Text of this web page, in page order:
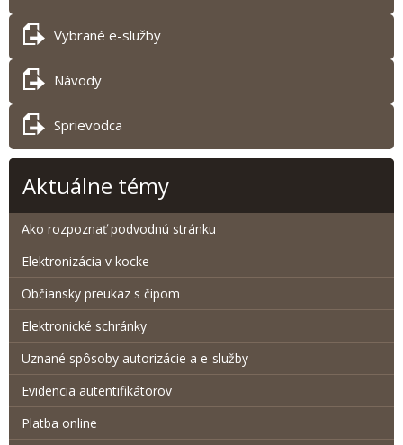
Vybrané e-služby
Návody
Sprievodca
Aktuálne témy
Ako rozpoznať podvodnú stránku
Elektronizácia v kocke
Občiansky preukaz s čipom
Elektronické schránky
Uznané spôsoby autorizácie a e-služby
Evidencia autentifikátorov
Platba online